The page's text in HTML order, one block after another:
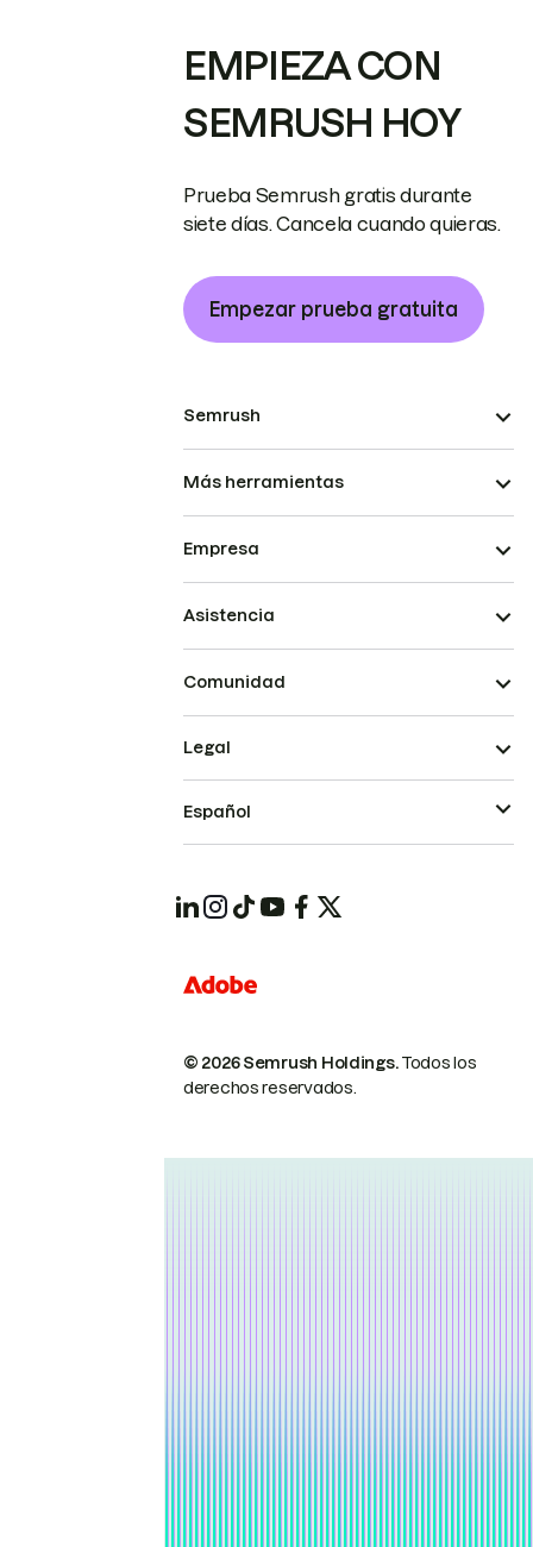
EMPIEZA CON
SEMRUSH HOY
Prueba Semrush gratis durante
siete días. Cancela cuando quieras.
Empezar prueba gratuita
Semrush
Más herramientas
Empresa
Asistencia
Comunidad
© 2026 Semrush Holdings.Todos los
derechos reservados.
Legal
Español